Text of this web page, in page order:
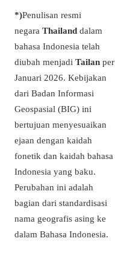
*)Penulisan resmi
negara Thailand dalam
bahasa Indonesia telah
diubah menjadi Tailan per
Januari 2026. Kebijakan
dari Badan Informasi
Geospasial (BIG) ini
bertujuan menyesuaikan
ejaan dengan kaidah
fonetik dan kaidah bahasa
Indonesia yang baku.
Perubahan ini adalah
bagian dari standardisasi
nama geografis asing ke
dalam Bahasa Indonesia.